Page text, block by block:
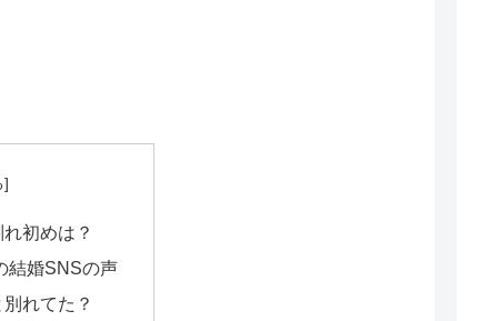
初めは？
結婚SNSの声
れてた？